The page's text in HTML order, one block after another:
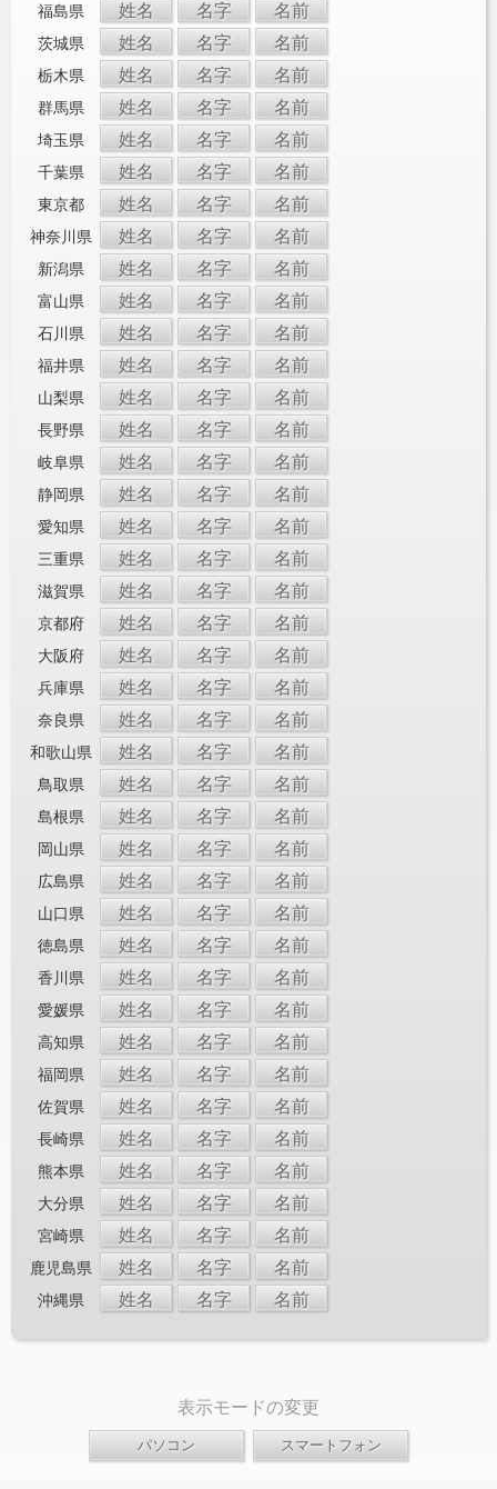
福島県 姓名 名字 名前
茨城県 姓名 名字 名前
栃木県 姓名 名字 名前
群馬県 姓名 名字 名前
埼玉県 姓名 名字 名前
千葉県 姓名 名字 名前
東京都 姓名 名字 名前
神奈川県 姓名 名字 名前
新潟県 姓名 名字 名前
富山県 姓名 名字 名前
石川県 姓名 名字 名前
福井県 姓名 名字 名前
山梨県 姓名 名字 名前
長野県 姓名 名字 名前
岐阜県 姓名 名字 名前
静岡県 姓名 名字 名前
愛知県 姓名 名字 名前
三重県 姓名 名字 名前
滋賀県 姓名 名字 名前
京都府 姓名 名字 名前
大阪府 姓名 名字 名前
兵庫県 姓名 名字 名前
奈良県 姓名 名字 名前
和歌山県 姓名 名字 名前
鳥取県 姓名 名字 名前
島根県 姓名 名字 名前
岡山県 姓名 名字 名前
広島県 姓名 名字 名前
山口県 姓名 名字 名前
徳島県 姓名 名字 名前
香川県 姓名 名字 名前
愛媛県 姓名 名字 名前
高知県 姓名 名字 名前
福岡県 姓名 名字 名前
佐賀県 姓名 名字 名前
長崎県 姓名 名字 名前
熊本県 姓名 名字 名前
大分県 姓名 名字 名前
宮崎県 姓名 名字 名前
鹿児島県 姓名 名字 名前
沖縄県 姓名 名字 名前
表示モードの変更